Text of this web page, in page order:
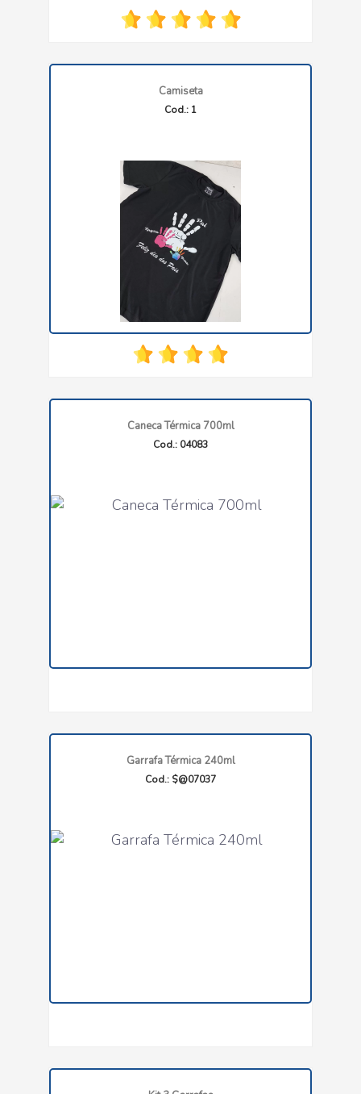
Camiseta
Cod.: 1
Caneca Térmica 700ml
Cod.: 04083
Garrafa Térmica 240ml
Cod.: $@07037